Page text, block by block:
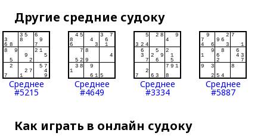
Другие средние судоку
Среднее
#5215
Среднее
#4649
Среднее
#3334
Среднее
#5887
Как играть в онлайн судоку